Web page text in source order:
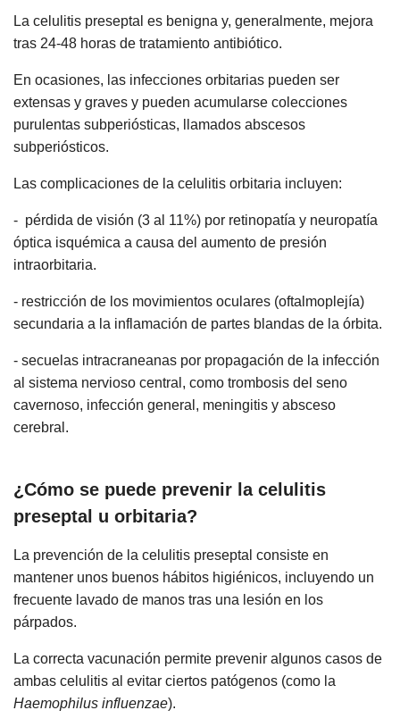
La celulitis preseptal es benigna y, generalmente, mejora
tras 24-48 horas de tratamiento antibiótico.
En ocasiones, las infecciones orbitarias pueden ser
extensas y graves y pueden acumularse colecciones
purulentas subperiósticas, llamados abscesos
subperiósticos.
Las complicaciones de la celulitis orbitaria incluyen:
- pérdida de visión (3 al 11%) por retinopatía y neuropatía
óptica isquémica a causa del aumento de presión
intraorbitaria.
- restricción de los movimientos oculares (oftalmoplejía)
secundaria a la inflamación de partes blandas de la órbita.
- secuelas intracraneanas por propagación de la infección
al sistema nervioso central, como trombosis del seno
cavernoso, infección general, meningitis y absceso
cerebral.
¿Cómo se puede prevenir la celulitis
preseptal u orbitaria?
La prevención de la celulitis preseptal consiste en
mantener unos buenos hábitos higiénicos, incluyendo un
frecuente lavado de manos tras una lesión en los
párpados.
La correcta vacunación permite prevenir algunos casos de
ambas celulitis al evitar ciertos patógenos (como la
Haemophilus influenzae).